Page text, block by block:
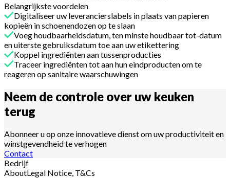
Belangrijkste voordelen
Digitaliseer uw leverancierslabels in plaats van papieren
kopieën in schoenendozen op te slaan
Voeg houdbaarheidsdatum, ten minste houdbaar tot-datum
en uiterste gebruiksdatum toe aan uw etikettering
Koppel ingrediënten aan tussenproducties
Traceer ingrediënten tot aan hun eindproducten om te
reageren op sanitaire waarschuwingen
Neem de controle over uw keuken
terug
Abonneer u op onze innovatieve dienst om uw productiviteit en
winstgevendheid te verhogen
Contact
Bedrijf
AboutLegal Notice, T&Cs